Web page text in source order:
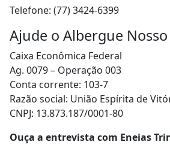
Telefone: (77) 3424-6399
Ajude o Albergue
Caixa Econômica Federal
Ag. 0079 – Operação 003
Conta corrente: 103-7
Razão social: União Espírita de
CNPJ: 13.873.187/0001-80
Ouça a entrevista com Eneias